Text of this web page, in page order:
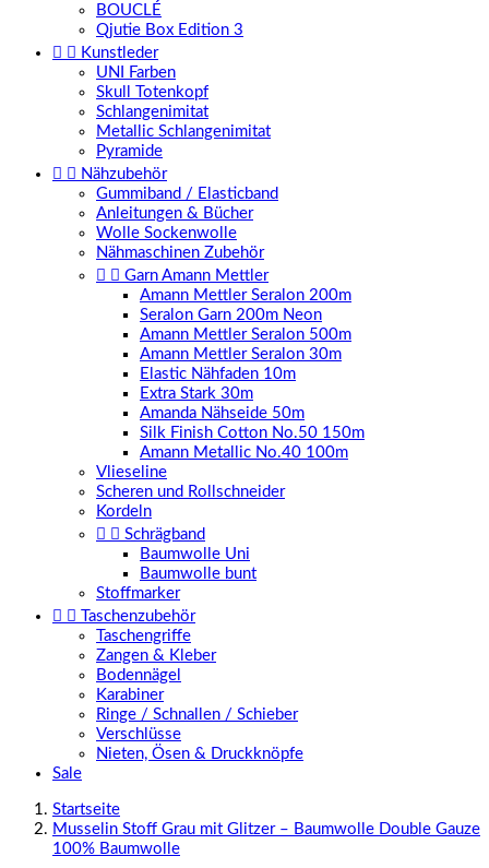
BOUCLÉ
Qjutie Box Edition 3
  Kunstleder
UNI Farben
Skull Totenkopf
Schlangenimitat
Metallic Schlangenimitat
Pyramide
  Nähzubehör
Gummiband / Elasticband
Anleitungen & Bücher
Wolle Sockenwolle
Nähmaschinen Zubehör
  Garn Amann Mettler
Amann Mettler Seralon 200m
Seralon Garn 200m Neon
Amann Mettler Seralon 500m
Amann Mettler Seralon 30m
Elastic Nähfaden 10m
Extra Stark 30m
Amanda Nähseide 50m
Silk Finish Cotton No.50 150m
Amann Metallic No.40 100m
Vlieseline
Scheren und Rollschneider
Kordeln
  Schrägband
Baumwolle Uni
Baumwolle bunt
Stoffmarker
 
Taschenzubehör
Taschengriffe
Zangen & Kleber
Bodennägel
Karabiner
Ringe / Schnallen / Schieber
Verschlüsse
Nieten, Ösen & Druckknöpfe
Sale
Startseite
Musselin Stoff Grau mit Glitzer – Baumwolle Double Gauze
100% Baumwolle